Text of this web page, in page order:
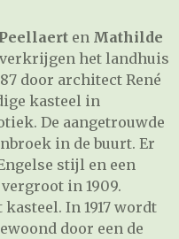
en Mathilde
verkrijgen het landhuis
door architect René
kasteel in
De aangetrouwde
in de buurt. Er
stijl en een
in 1909.
In 1917 wordt
door een de